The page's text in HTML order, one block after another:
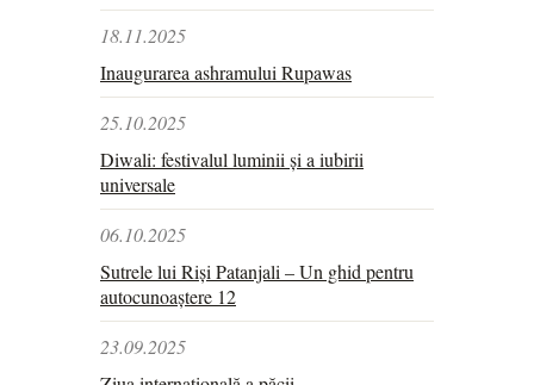
18.11.2025
Inaugurarea ashramului Rupawas
25.10.2025
Diwali: festivalul luminii și a iubirii
universale
06.10.2025
Sutrele lui Riși Patanjali – Un ghid pentru
autocunoaștere 12
23.09.2025